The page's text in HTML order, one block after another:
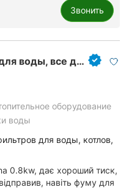
Звонить
Аквавин, фильтры и насосы для воды, все для отопления
оборудование
воды
для воды, котлов,
0.8kw, дає хороший тиск,
навіть фуму для